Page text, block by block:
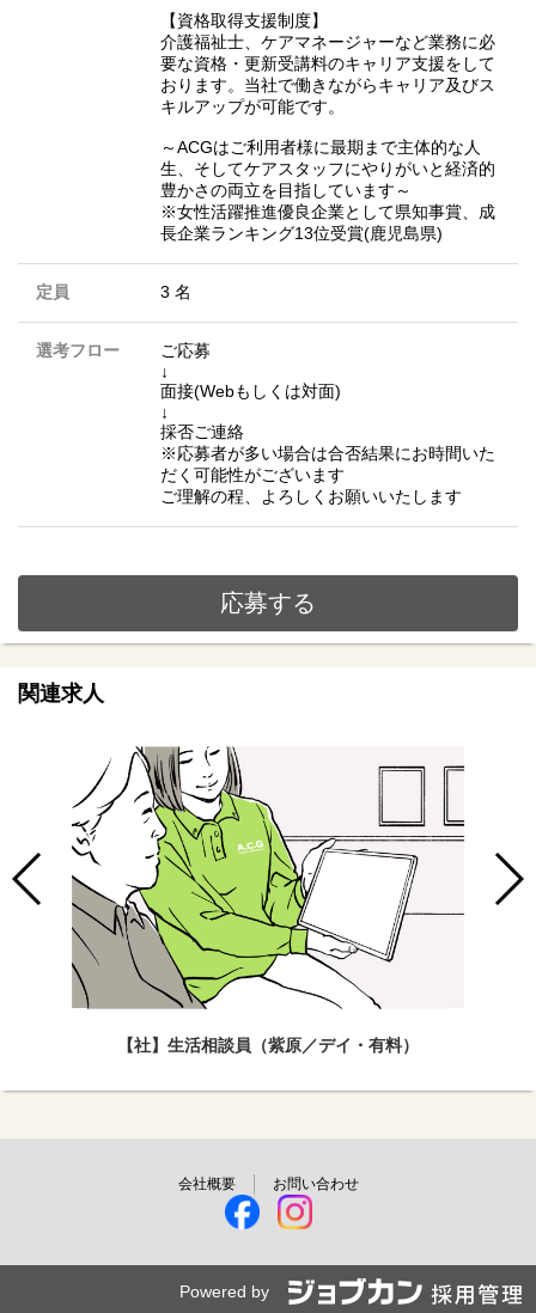
【資格取得支援制度】
介護福祉士、ケアマネージャーなど業務に必
要な資格・更新受講料のキャリア支援をして
おります。当社で働きながらキャリア及びス
キルアップが可能です。
～ACGはご利用者様に最期まで主体的な人
生、そしてケアスタッフにやりがいと経済的
豊かさの両立を目指しています～
※女性活躍推進優良企業として県知事賞、成
長企業ランキング13位受賞(鹿児島県)
定員 3 名
選考フロー
ご応募
↓
面接(Webもしくは対面)
↓
採否ご連絡
※応募者が多い場合は合否結果にお時間いた
だく可能性がございます
ご理解の程、よろしくお願いいたします
応募する
関連求人
【社】生活相談員（紫原／デイ・有料）
会社概要 お問い合わせ
Powered by